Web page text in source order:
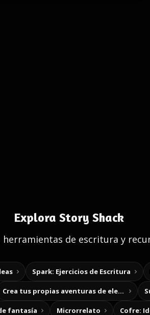
Explora Story Shack
herramientas de escritura y
Spark: Ejercicios de Escritura
Crea tus propias aventuras de elección
fantasía Microrrelato Cofre: